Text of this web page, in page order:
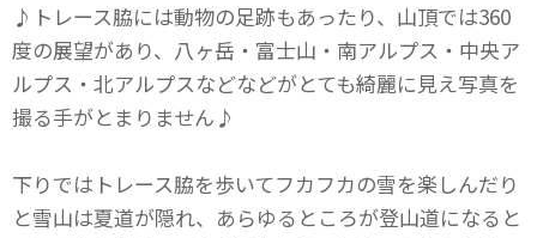
♪トレース脇には動物の足跡もあったり、山頂では360
度の展望があり、八ヶ岳・富士山・南アルプス・中央ア
ルプス・北アルプスなどなどがとても綺麗に見え写真を
撮る手がとまりません♪
下りではトレース脇を歩いてフカフカの雪を楽しんだり
と雪山は夏道が隠れ、あらゆるところが登山道になると